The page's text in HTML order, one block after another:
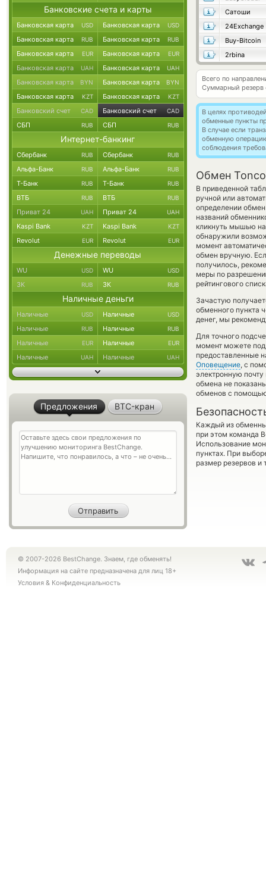
Сатоши
24Exchange
Buy-Bitcoin
2rbina
Всего по
Суммарный резерв
В целях
обменные пункты
В случае если
обменную
соблюдения
Обмен
В приведенной
ручной или
определении
названий
кликнуть мышью на
обнаружили
момент
обмен вручную.
получилось,
меры по
рейтингового
Зачастую
обменного пункта
денег, мы
Для точного
момент можете
предоставленные
Оповещение, с
электронную
обмена не
обменов с
Каждый из
при этом команда
Использование
пунктах. При
размер резервов и
Банковские счета и карты
Банковская карта USD Банковская карта USD
Банковская карта RUB Банковская карта RUB
Банковская карта EUR Банковская карта EUR
Банковская карта UAH Банковская карта UAH
Банковская карта BYN Банковская карта BYN
Банковская карта KZT Банковская карта KZT
Банковский счет CAD Банковский счет CAD
СБП RUB СБП RUB
Интернет-банкинг
Сбербанк RUB Сбербанк RUB
Альфа-Банк RUB Альфа-Банк RUB
Т-Банк RUB Т-Банк RUB
ВТБ RUB ВТБ RUB
Приват 24 UAH Приват 24 UAH
Kaspi Bank KZT Kaspi Bank KZT
Revolut EUR Revolut EUR
Денежные переводы
WU USD WU USD
ЗК RUB ЗК RUB
Наличные деньги
Наличные USD Наличные USD
Наличные RUB Наличные RUB
Наличные EUR Наличные EUR
Наличные UAH Наличные UAH
Предложения BTC-кран
© 2007-2026 BestChange. Знаем, где обменять!
Информация на сайте предназначена для лиц 18+
Условия & Конфиденциальность